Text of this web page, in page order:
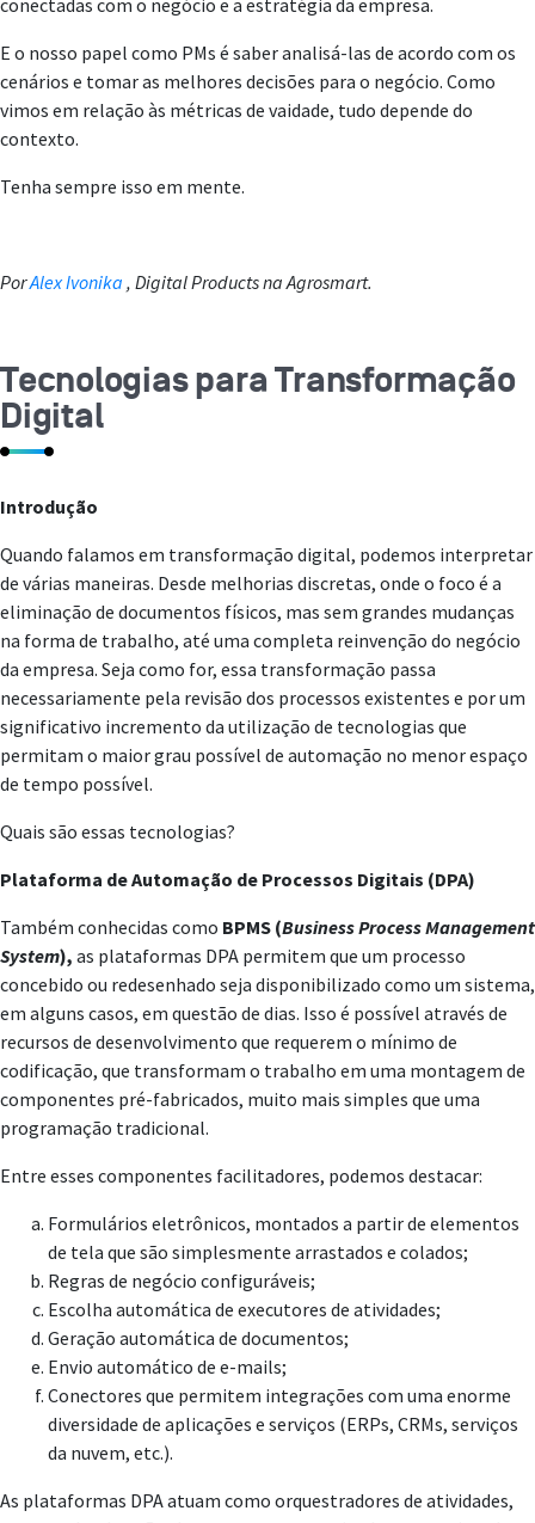
conectadas com o negócio e a estratégia da empresa.
E o nosso papel como PMs é saber analisá-las de acordo com os
cenários e tomar as melhores decisões para o negócio. Como
vimos em relação às métricas de vaidade, tudo depende do
contexto.
Tenha sempre isso em mente.
PorAlex Ivonika , Digital Products na Agrosmart.
Tecnologias para Transformação
Digital
Introdução
Quando falamos em transformação digital, podemos interpretar
de várias maneiras. Desde melhorias discretas, onde o foco é a
eliminação de documentos físicos, mas sem grandes mudanças
na forma de trabalho, até uma completa reinvenção do negócio
da empresa. Seja como for, essa transformação passa
necessariamente pela revisão dos processos existentes e por um
significativo incremento da utilização de tecnologias que
permitam o maior grau possível de automação no menor espaço
de tempo possível.
Quais são essas tecnologias?
Plataforma de Automação de Processos Digitais (DPA)
Também conhecidas como BPMS (Business Process Management
System), as plataformas DPA permitem que um processo
concebido ou redesenhado seja disponibilizado como um sistema,
em alguns casos, em questão de dias. Isso é possível através de
recursos de desenvolvimento que requerem o mínimo de
codificação, que transformam o trabalho em uma montagem de
componentes pré-fabricados, muito mais simples que uma
programação tradicional.
Entre esses componentes facilitadores, podemos destacar:
Formulários eletrônicos, montados a partir de elementos
de tela que são simplesmente arrastados e colados;
Regras de negócio configuráveis;
Escolha automática de executores de atividades;
Geração automática de documentos;
Envio automático de e-mails;
Conectores que permitem integrações com uma enorme
diversidade de aplicações e serviços (ERPs, CRMs, serviços
da nuvem, etc.).
As plataformas DPA atuam como orquestradores de atividades,